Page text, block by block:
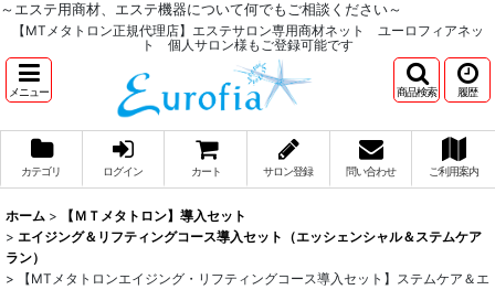
～エステ用商材、エステ機器について何でもご相談ください～
【MTメタトロン正規代理店】エステサロン専用商材ネット ユーロフィアネッ
ト 個人サロン様もご登録可能です
メニュー 商品検索 履歴
カテゴリ ログイン カート サロン登録 問い合わせ ご利用案内
ホーム >
【ＭＴメタトロン】導入セット
> エイジング＆リフティングコース導入セット（エッシェンシャル＆ステムケア
ラン）
>
【MTメタトロンエイジング・リフティングコース導入セット】ステムケア＆エ